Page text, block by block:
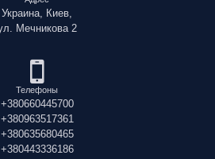
Украина, Киев,
Мечникова 2
Телефоны
+380660445700
+380963517361
+380635680465
+380443336186